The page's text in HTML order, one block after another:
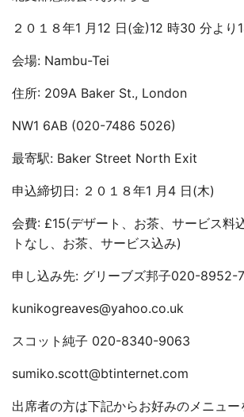
２０１８年1 月12 日(金)12 時30 分より
会場: Nambu-Tei
住所: 209A Baker St., London
NW1 6AB (020-7486 5026)
最寄駅: Baker Street North Exit
申込締切日: ２０１８年1 月4 日(木)
会費: £15(デザート、お茶、サービス料
トなし、お茶、サービス込み)
申し込み先: グリーブズ邦子020-8952-
kunikogreaves@yahoo.co.uk
スコット純子 020-8340-9063
sumiko.scott@btinternet.com
出席者の方は下記からお好みのメニュ